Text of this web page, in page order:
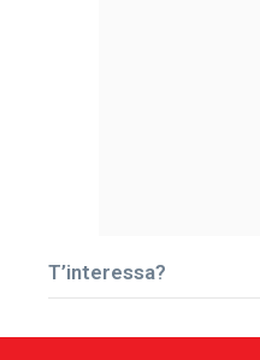
T’interessa?